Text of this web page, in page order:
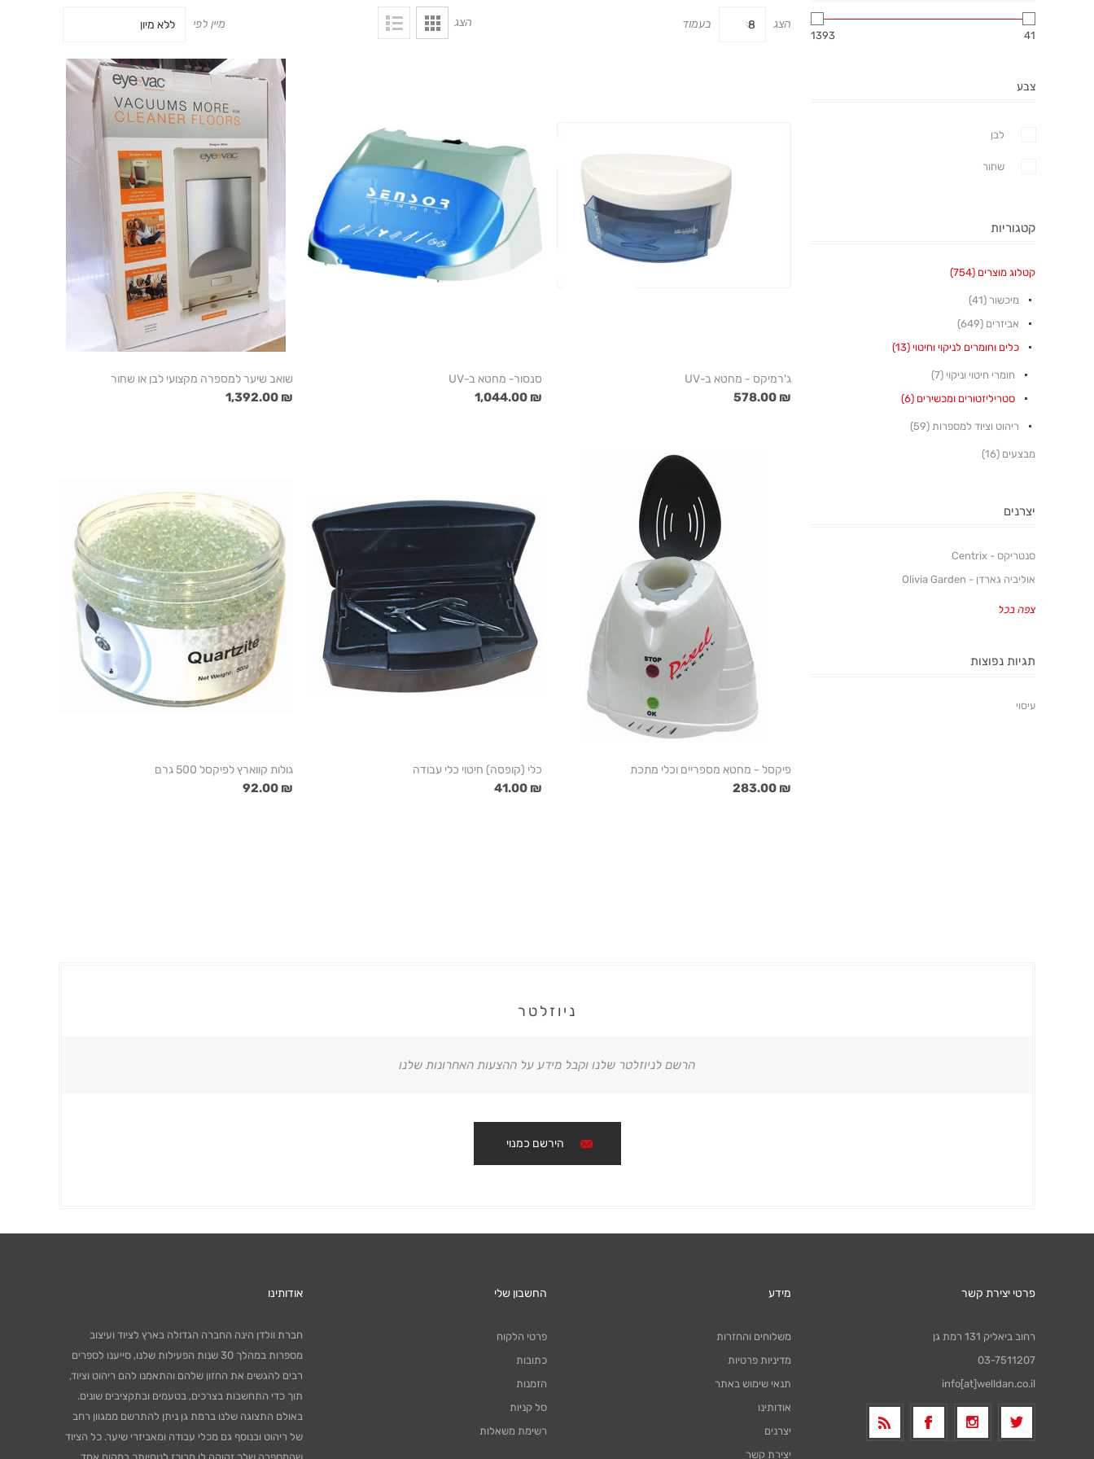
הצג מיין לפי הצג בעמוד
ג'רמיקס - מחטא ב-UV
₪ 578.00
סנסור- מחטא ב-UV
₪ 1,044.00
שואב שיער למספרה מקצועי לבן או שחור
₪ 1,392.00
פיקסל - מחטא מספריים וכלי מתכת
₪ 283.00
כלי (קופסה) חיטוי כלי עבודה
₪ 41.00
גולות קווארץ לפיקסל 500 גרם
₪ 92.00
41
1393
צבע
לבן
שחור
קטגוריות
קטלוג מוצרים (754)
מיכשור (41)
אביזרים (649)
כלים וחומרים לניקוי וחיטוי (13)
חומרי חיטוי וניקוי (7)
סטריליזטורים ומכשירים (6)
ריהוט וציוד למספרות (59)
מבצעים (16)
יצרנים
סנטריקס - Centrix
אוליביה גארדן - Olivia Garden
צפה בכל
תגיות נפוצות
עיסוי
ניוזלטר
הרשם לניוזלטר שלנו וקבל מידע על ההצעות האחרונות שלנו
הירשם כמנוי
פרטי יצירת קשר
רחוב ביאליק 131 רמת גן
03-7511207
info[at]welldan.co.il
מידע
משלוחים והחזרות
מדיניות פרטיות
תנאי שימוש באתר
אודותינו
יצרנים
יצירת קשר
החשבון שלי
פרטי הלקוח
כתובות
הזמנות
סל קניות
רשימת משאלות
אודותינו
חברת וולדן הינה החברה הגדולה בארץ לציוד ועיצוב
מספרות במהלך 30 שנות הפעילות שלנו, סייענו לספרים
רבים להגשים את החזון שלהם והתאמנו להם ריהוט וציוד,
תוך כדי התחשבות בצרכים, בטעמים ובתקציבים שונים.
באולם התצוגה שלנו ברמת גן ניתן להתרשם ממגוון רחב
של ריהוט ובנוסף גם מכלי עבודה ומאביזרי שיער. כל הציוד